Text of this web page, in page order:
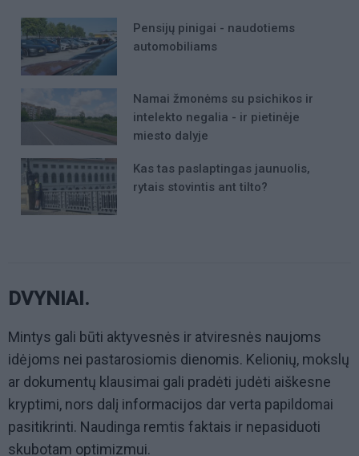
Pensijų pinigai - naudotiems
automobiliams
Namai žmonėms su psichikos ir
intelekto negalia - ir pietinėje
miesto dalyje
Kas tas paslaptingas jaunuolis,
rytais stovintis ant tilto?
DVYNIAI.
Mintys gali būti aktyvesnės ir atviresnės naujoms
idėjoms nei pastarosiomis dienomis. Kelionių, mokslų
ar dokumentų klausimai gali pradėti judėti aiškesne
kryptimi, nors dalį informacijos dar verta papildomai
pasitikrinti. Naudinga remtis faktais ir nepasiduoti
skubotam optimizmui.